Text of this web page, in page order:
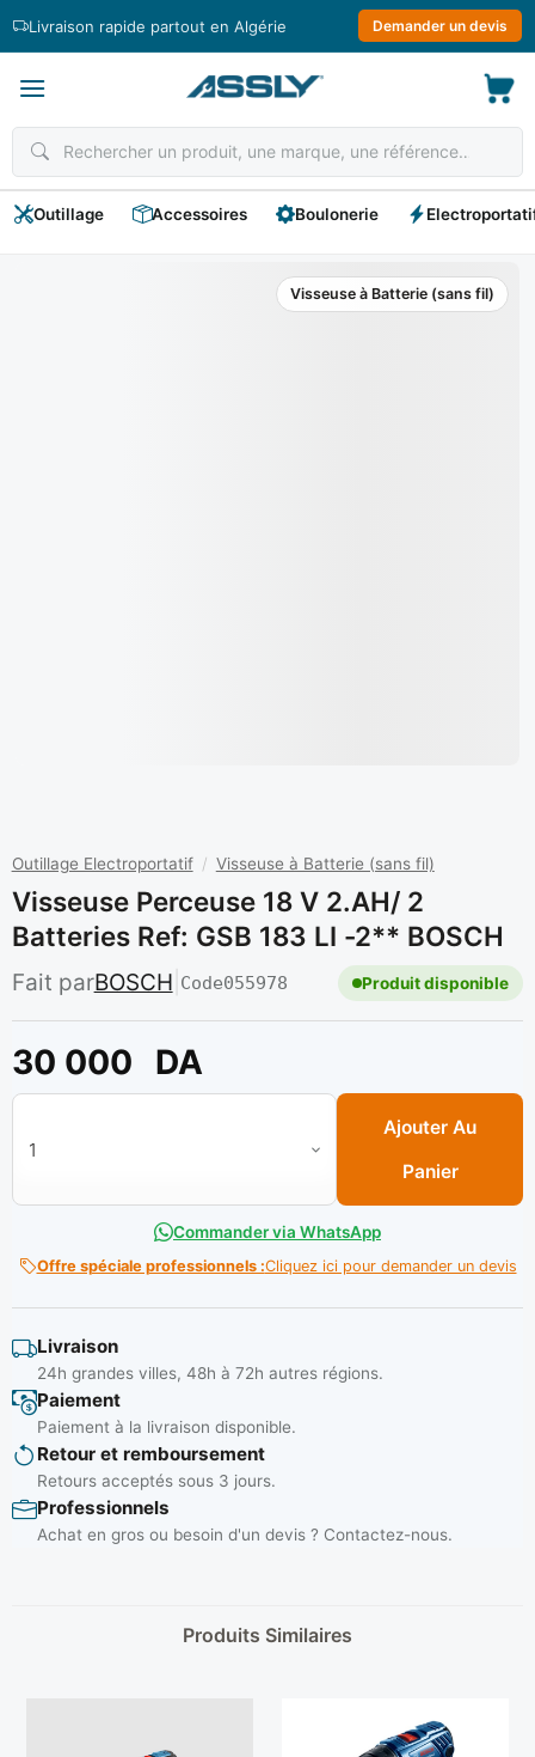
Livraison rapide partout en Algérie Demander un devis
Outillage Accessoires Boulonerie
Visseuse à Batterie (sans fil)
Outillage Electroportatif / Visseuse à Batterie (sans fil)
Visseuse Perceuse 18 V 2.AH/ 2
Batteries Ref: GSB 183 LI -2** BOSCH
Fait parBOSCH Code055978 Produit disponible
30 000 DA
quantité de Visseuse perceuse 18 V 2.AH/ 2 batteries Ref:
Ajouter Au
Panier
Commander via WhatsApp
Offre spéciale professionnels :Cliquez ici pour demander un devis
Livraison
24h grandes villes, 48h à 72h autres régions.
Paiement
Paiement à la livraison disponible.
Retour et remboursement
Retours acceptés sous 3 jours.
Professionnels
Achat en gros ou besoin d'un devis ? Contactez-nous.
Produits Similaires